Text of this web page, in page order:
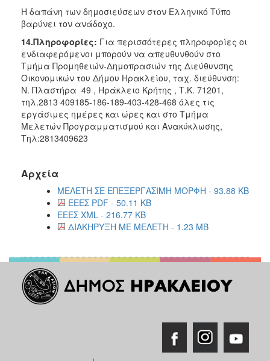
Η δαπάνη των δημοσιεύσεων στον Ελληνικό Τύπο
βαρύνει τον ανάδοχο.
14.Πληροφορίες: Για περισσότερες πληροφορίες οι
ενδιαφερόμενοι μπορούν να απευθυνθούν στο
Τμήμα Προμηθειών-Δημοπρασιών της Διεύθυνσης
Οικονομικών του Δήμου Ηρακλείου, ταχ. διεύθυνση:
Ν. Πλαστήρα 49 , Ηράκλειο Κρήτης , Τ.Κ. 71201,
τηλ.2813 409185-186-189-403-428-468 όλες τις
εργάσιμες ημέρες και ώρες και στο Τμήμα
Μελετών Προγραμματισμού και Ανακύκλωσης,
Τηλ:2813409623
Αρχεία
ΜΕΛΕΤΗ ΣΕ ΕΠΕΞΕΡΓΑΣΙΜΗ ΜΟΡΦΗ - 93.88 KB
ΕΕΕΣ PDF - 50.11 KB
ΕΕΕΣ XML - 216.77 KB
ΔΙΑΚΗΡΥΞΗ ΜΕ ΜΕΛΕΤΗ - 1.23 MB